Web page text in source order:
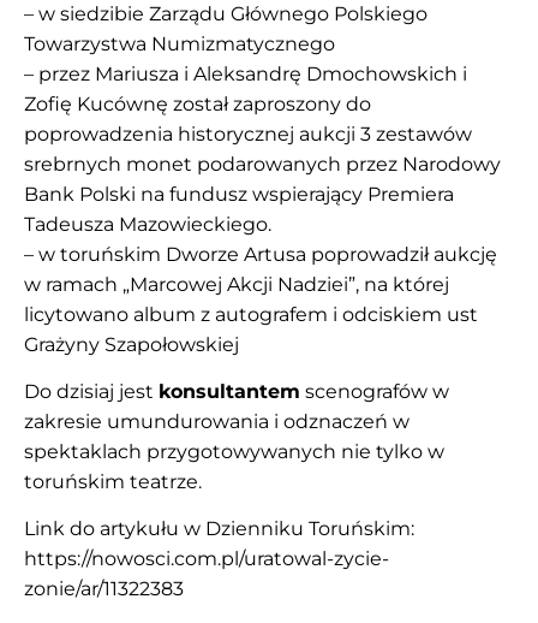
– w siedzibie Zarządu Głównego Polskiego
Towarzystwa Numizmatycznego
– przez Mariusza i Aleksandrę Dmochowskich i
Zofię Kucównę został zaproszony do
poprowadzenia historycznej aukcji 3 zestawów
srebrnych monet podarowanych przez Narodowy
Bank Polski na fundusz wspierający Premiera
Tadeusza Mazowieckiego.
– w toruńskim Dworze Artusa poprowadził aukcję
w ramach „Marcowej Akcji Nadziei”, na której
licytowano album z autografem i odciskiem ust
Grażyny Szapołowskiej
Do dzisiaj jest konsultantem scenografów w
zakresie umundurowania i odznaczeń w
spektaklach przygotowywanych nie tylko w
toruńskim teatrze.
Link do artykułu w Dzienniku Toruńskim:
https://nowosci.com.pl/uratowal-zycie-
zonie/ar/11322383